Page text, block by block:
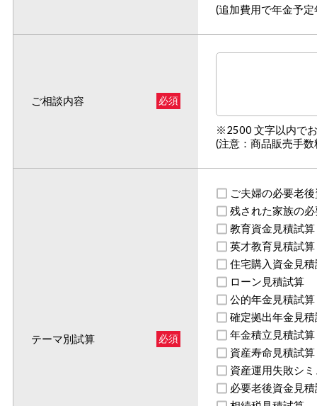
(追加費用で年金予
ご相談内容 必須
※2500 文字以内で
(注意：商品販売手
テーマ別試算 必須
ご夫婦の必要老
残された家族の
教育資金見積試算
英才教育見積試算
住宅購入資金見
ローン見積試算
公的年金見積試算
確定拠出年金見
年金積立見積試算
資産寿命見積試算
資産運用失敗シ
必要老後資金見